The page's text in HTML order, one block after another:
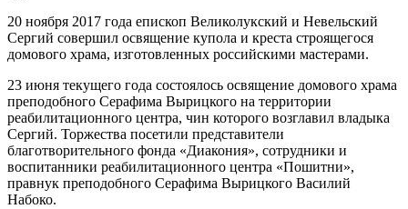
20 ноября 2017 года епископ Великолукский и Невельский
Сергий совершил освящение купола и креста строящегося
домового храма, изготовленных российскими мастерами.
23 июня текущего года состоялось освящение домового храма
преподобного Серафима Вырицкого на территории
реабилитационного центра, чин которого возглавил владыка
Сергий. Торжества посетили представители
благотворительного фонда «Диакония», сотрудники и
воспитанники реабилитационного центра «Пошитни»,
правнук преподобного Серафима Вырицкого Василий
Набоко.